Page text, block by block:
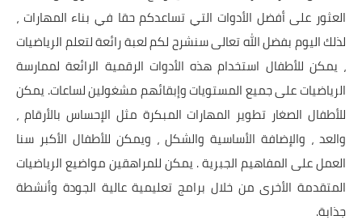
العثور على أفضل الأدوات التي تساعدكم حقا في بناء المهارات ،
لذلك اليوم بفضل الله تعالى سنشرح لكم لعبة رائعة لتعلم الرياضيات
، يمكن للأطفال استخدام هذه الأدوات الرقمية الرائعة لممارسة
الرياضيات على جميع المستويات وإبقائهم مشغولين لساعات. يمكن
للأطفال الصغار تطوير المهارات المبكرة مثل الإحساس بالأرقام ،
والعد ، والإضافة الأساسية والشكل ، ويمكن للأطفال الأكبر سنا
العمل على المفاهيم الجبرية . يمكن للمراهقين مواضيع الرياضيات
المتقدمة الأخرى من خلال برامج تعليمية عالية الجودة وأنشطة
جذابة.